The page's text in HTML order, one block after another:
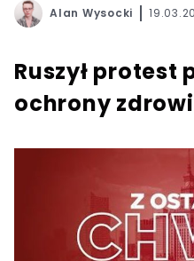
Alan Wysocki
Ruszył protest
ochrony